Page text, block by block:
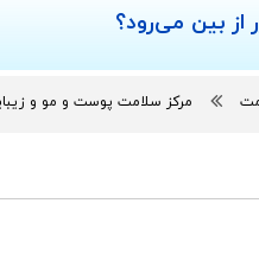
از بین می‌رود؟
مرکز سلامت پوست و مو و